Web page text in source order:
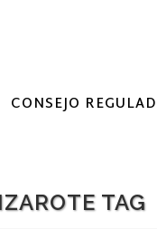
CONSEJO
TAG